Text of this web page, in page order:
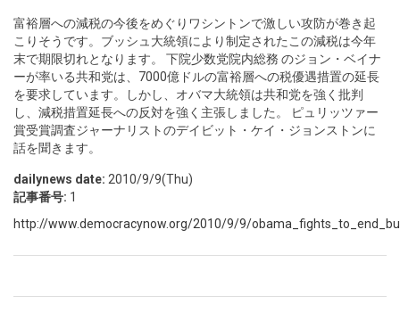
富裕層への減税の今後をめぐりワシントンで激しい攻防が巻き起
こりそうです。ブッシュ大統領により制定されたこの減税は今年
末で期限切れとなります。 下院少数党院内総務 のジョン・ベイナ
ーが率いる共和党は、7000億ドルの富裕層への税優遇措置の延長
を要求しています。しかし、オバマ大統領は共和党を強く批判
し、減税措置延長への反対を強く主張しました。 ピュリッツァー
賞受賞調査ジャーナリストのデイビット・ケイ・ジョンストンに
話を聞きます。
dailynews date: 2010/9/9(Thu)
記事番号: 1
http://www.democracynow.org/2010/9/9/